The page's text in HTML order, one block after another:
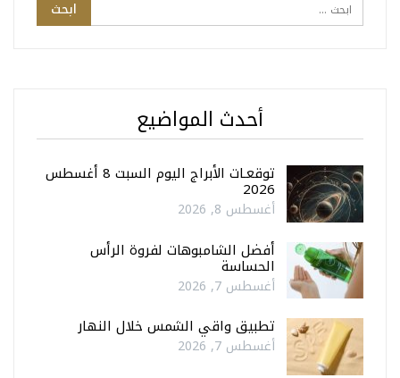
أحدث المواضيع
توقعـات الأبراج اليوم السبت 8 أغسطس
2026
أغسطس 8, 2026
أفضل الشامبوهات لفروة الرأس
الحساسة
أغسطس 7, 2026
تطبيق واقي الشمس خلال النهار
أغسطس 7, 2026